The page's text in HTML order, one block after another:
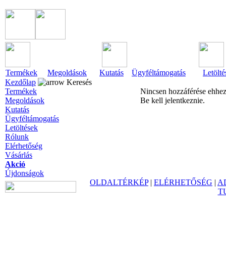
Termékek Megoldások Kutatás Ügyféltámogatás
Kezdőlap
Keresés
Termékek
Megoldások
Kutatás
Ügyféltámogatás
Letöltések
Rólunk
Elérhetőség
Vásárlás
Akció
Újdonságok
Nincsen hozzáférése
Be kell jelentkeznie.
OLDALTÉRKÉP| ELÉRHETŐSÉG |